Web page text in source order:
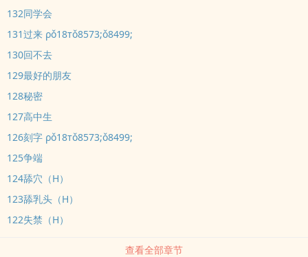
坚定1v1双c不动摇，偏婚后日常
高岭之花（已黑化）x 没心没肺傻白甜
大概是个男主隐忍已久，女主撩而不自知的故事。
132同学会
131过来 ρǒ18тǒ8573;ǒ8499;
130回不去
129最好的朋友
128秘密
127高中生
126刻字 ρǒ18тǒ8573;ǒ8499;
125争端
124舔穴（H）
123舔乳头（H）
122失禁（H）
查看全部章节